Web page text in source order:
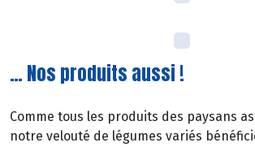
… Nos produits aussi !
Comme tous les produits des paysans
notre velouté de légumes variés